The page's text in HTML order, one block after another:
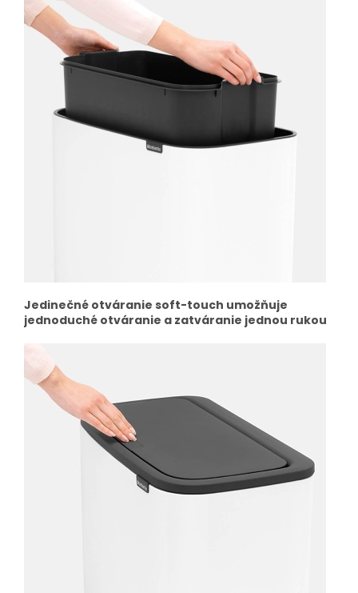
Jedinečné otváranie soft-touch umožňuje
jednoduché otváranie a zatváranie jednou rukou